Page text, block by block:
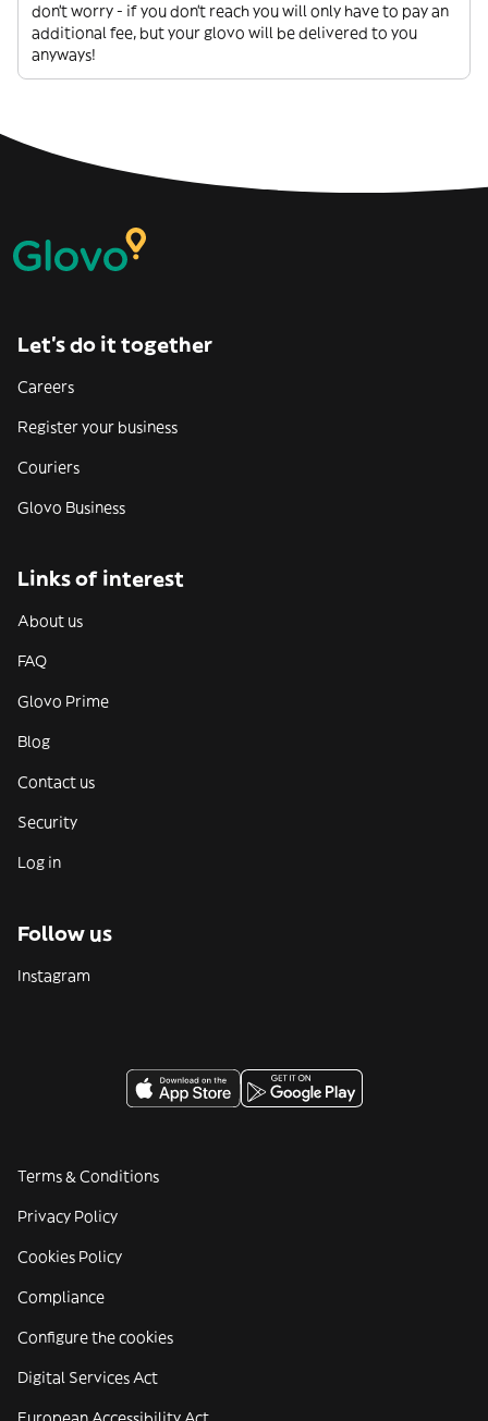
don’t worry - if you don’t reach you will only have to pay an
additional fee, but your glovo will be delivered to you
anyways!
Let’s do it together
Careers
Register your business
Couriers
Glovo Business
Links of interest
About us
FAQ
Glovo Prime
Blog
Contact us
Security
Log in
Follow us
Instagram
Terms & Conditions
Privacy Policy
Cookies Policy
Compliance
Configure the cookies
Digital Services Act